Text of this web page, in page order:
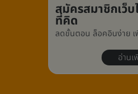
สมัครสมาชิกเว็บ
ที่คิด
ลดขั้นตอน ล็อคอินง่าย เ
อ่านเ